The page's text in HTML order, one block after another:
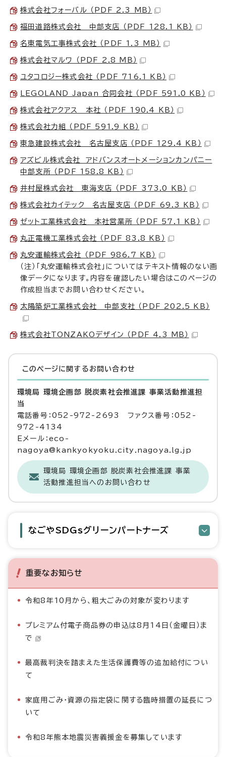
株式会社フォーバル （PDF 2.3 MB）
福田道路株式会社 中部支店 （PDF 128.1 KB）
名東電気工事株式会社 （PDF 1.3 MB）
株式会社マルワ （PDF 2.8 MB）
ユタコロジー株式会社 （PDF 716.1 KB）
LEGOLAND Japan 合同会社 （PDF 591.0 KB）
株式会社アクアス 本社 （PDF 190.4 KB）
株式会社力組 （PDF 591.9 KB）
東急建設株式会社 名古屋支店 （PDF 129.4 KB）
アズビル株式会社 アドバンスオートメーションカンパニー
中部支所 （PDF 158.8 KB）
井村屋株式会社 東海支店 （PDF 373.0 KB）
株式会社カイテック 名古屋支店 （PDF 69.3 KB）
ゼット工業株式会社 本社営業所 （PDF 57.1 KB）
丸正電機工業株式会社 （PDF 83.8 KB）
丸安運輸株式会社 （PDF 986.7 KB）
（注）「丸安運輸株式会社」についてはテキスト情報のない画
像データになります。内容を確認したい場合はこのページの
作成担当までお問い合わせください。
太陽築炉工業株式会社 中部支社 （PDF 202.5 KB）
株式会社TONZAKOデザイン （PDF 4.3 MB）
このページに関する お問い合わせ
環境局 環境企画部 脱炭素社会推進課 事業活動推進担
当
電話番号：052-972-2693 ファクス番号：052-
972-4134
Eメール：eco-
nagoya@kankyokyoku.city.nagoya.lg.jp
環境局 環境企画部 脱炭素社会推進課 事業
活動推進担当へのお問い合わせ
なごやSDGsグリーンパートナーズ
重要なお知らせ
令和8年10月から、粗大ごみの対象が変わります
プレミアム付電子商品券の申込は8月14日（金曜日）ま
で
最高裁判決を踏まえた生活保護費等の追加給付につい
て
家庭用ごみ・資源の指定袋に関する臨時措置の延長につ
いて
令和8年熊本地震災害義援金を募集しています